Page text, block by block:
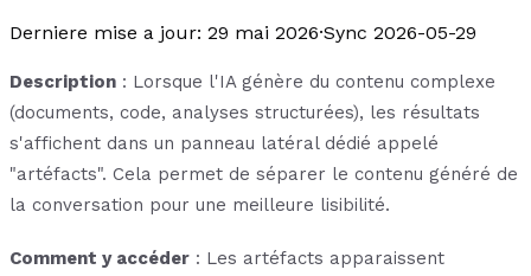
Derniere mise a jour: 29 mai 2026·Sync 2026-05-29
Description : Lorsque l'IA génère du contenu complexe
(documents, code, analyses structurées), les résultats
s'affichent dans un panneau latéral dédié appelé
"artéfacts". Cela permet de séparer le contenu généré de
la conversation pour une meilleure lisibilité.
Comment y accéder : Les artéfacts apparaissent